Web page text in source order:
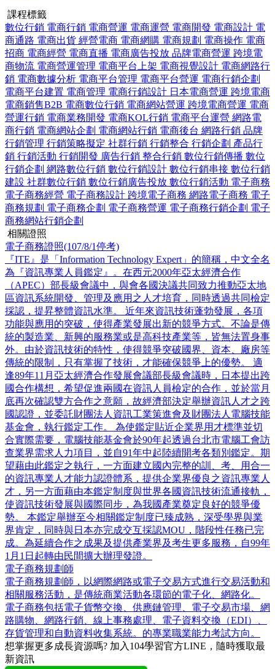
課程標籤
數位行銷 電商行銷 電商營運 電商運營 電商開發 電商設計 電
商通路 電商出貨 經營電商 電商網購 電商規劃 電商操作 電商
招商 電商經營 電商直播 電商廣告投放 品牌電商營運 跨境電
商物流 電商營運管理 電商平台上架 電商視覺設計 電商網路行
銷 電商數據分析 電商平台管理 電商平台營運 電商行銷企劃
電商平台建置 電商管理 電商行銷設計 日本電商營運 跨境電商
電商銷售B2B 電商數位行銷 電商網站營運 跨境電商營運 電商
營運行銷 電商業務開發 電商KOL行銷 電商平台運營 網路電
商行銷 電商網站企劃 電商網站行銷 電商後台 網路行銷 品牌
行銷管理 行銷策略擬定 社群行銷 行銷整合 行銷企劃 產品行
銷 行銷活動 行銷開發 廣告行銷 整合行銷 數位行銷傳播 數位
行銷企劃 網路數位行銷 數位行銷設計 數位行銷串接 數位行銷
建設 社群數位行銷 數位行銷廣告投放 數位行銷活動 電子商務
電子商務經營 電子商務設計 跨境電子商務 網路電子商務 電子
商務規劃 電子商務企劃 電子商務營運 電子商務行銷企劃 電子
商務網站行銷企劃
相關證照
電子商務證照(107/8/1停考)
『ITE』是「Information Technology Expert」的簡稱，中文全名
為『資訊專業人員鑑定』。在西元2000年亞太經濟合作
（APEC）部長級會議中，與會各國決議共同致力推動亞太地
區資訊系統開發、管理及應用之人才培育，同時透過共同檢定
採認，提昇整體資訊水準。 近年來資訊技術蓬勃發展，各項
功能與應用的突破，使得產業發展出新的競爭方式。不論是傳
統的製造業、新興的服務業或是高科技產業等，皆無法置身事
外。由於資訊技術的特性，使得競爭突破國界、資本、廠房等
傳統的限制，只有掌握了技術，才能確保競爭上的優勢。 適
逢89年11月亞太經濟合作發展會議部長級會議時，日本提出跨
國合作構想，希望促進兩國在資訊人員檢定的合作，並於當月
底再次確認雙方合作之意願，故經濟部決定舉辦資訊人才之跨
國認證，並委託財團法人資訊工業策進會及財團法人電腦技能
基金會，執行鑑定工作。 為使鑑定貼近企業界用才標準並切
合實際需要，電腦技能基金會於90年起透過台北市電腦工會訪
查業界需求人力項目，並自91年中起陸續開考各類別鑑定。期
望藉由此鑑定之執行，一方面建立國內完整的訓、考、用合一
的資訊專業人才能力認證體系，提供企業界優良之資訊專業人
才，另一方面藉由本鑑定制度與世界各國資訊技術流通接軌，
使資訊技術發展與國際同步，為我國產業奠定良好的競爭優
勢。 本鑑定舉辦至今相關鑑定制度已臻成熟，深受學界與業
界肯定，同時與日本亦完成交互採認MOU，階段性任務已完
成。為延續合作之成果及提供產業界及考生更多服務，自99年
1月1日起轉由民間擴大辦理發證。
電子商務規劃師
電子商務規劃師，以網際網路或電子交易方式進行交易活動和
相關服務活動，是傳統商業活動各環節的電子化、網路化。
電子商務包括電子貨幣交換、供應鏈管理、電子交易市場、網
路購物、網路行銷、線上事務處理、電子資料交換（EDI）、
存貨管理和自動資料收集系統。的專業職業能力考試方向。
想掌握更多成長資源嗎? 加入104學習官方LINE，隨時獲取最
新資訊